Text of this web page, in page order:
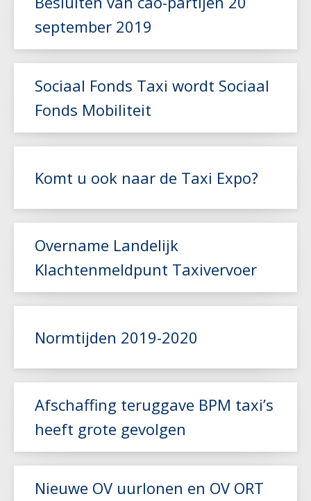
Lees meer
september 2019
Sociaal Fonds Taxi wordt Sociaal
Fonds Mobiliteit
Lees meer
Komt u ook naar de Taxi Expo?
Overname Landelijk
Klachtenmeldpunt Taxivervoer
Normtijden 2019-2020
Lees meer
Afschaffing teruggave BPM taxi’s
heeft grote gevolgen
Nieuwe OV uurlonen en OV ORT